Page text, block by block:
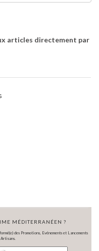
articles directement par
MÉDITERRANÉEN ?
des Promotions, Evénements et Lancements